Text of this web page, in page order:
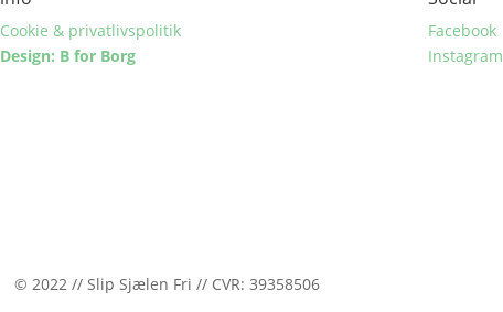
Cookie & privatlivspolitik
Design: B for Borg
Facebook
Instagram
© 2022 // Slip Sjælen Fri // CVR: 39358506